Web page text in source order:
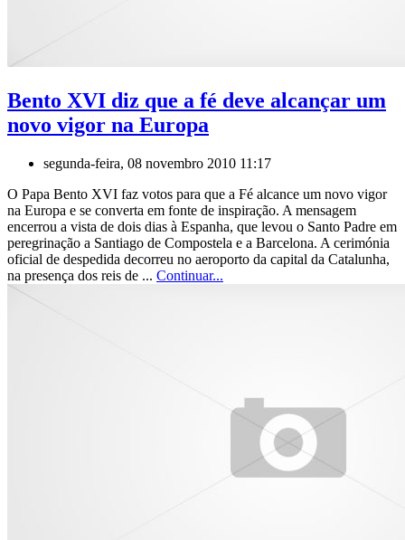
Bento XVI diz que a fé deve alcançar um
novo vigor na Europa
segunda-feira, 08 novembro 2010 11:17
O Papa Bento XVI faz votos para que a Fé alcance um novo vigor
na Europa e se converta em fonte de inspiração. A mensagem
encerrou a vista de dois dias à Espanha, que levou o Santo Padre em
peregrinação a Santiago de Compostela e a Barcelona. A cerimónia
oficial de despedida decorreu no aeroporto da capital da Catalunha,
na presença dos reis de ... Continuar...